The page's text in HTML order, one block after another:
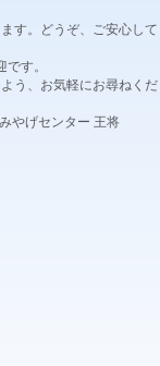
す。どうぞ、ご安心して
す。
う、お気軽にお尋ねくだ
やげセンター 王将